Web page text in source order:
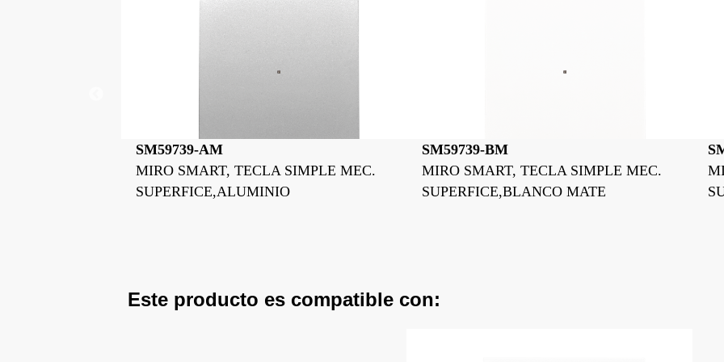
SM59739-BM
MIRO SMART, TECLA SIMPLE MEC.
SUPERFICE,BLANCO MATE
SM59739-CM
MIRO SMART, TECLA SIMPLE MEC.
SUPERFICE,CARBONO
Este producto es compatible con: